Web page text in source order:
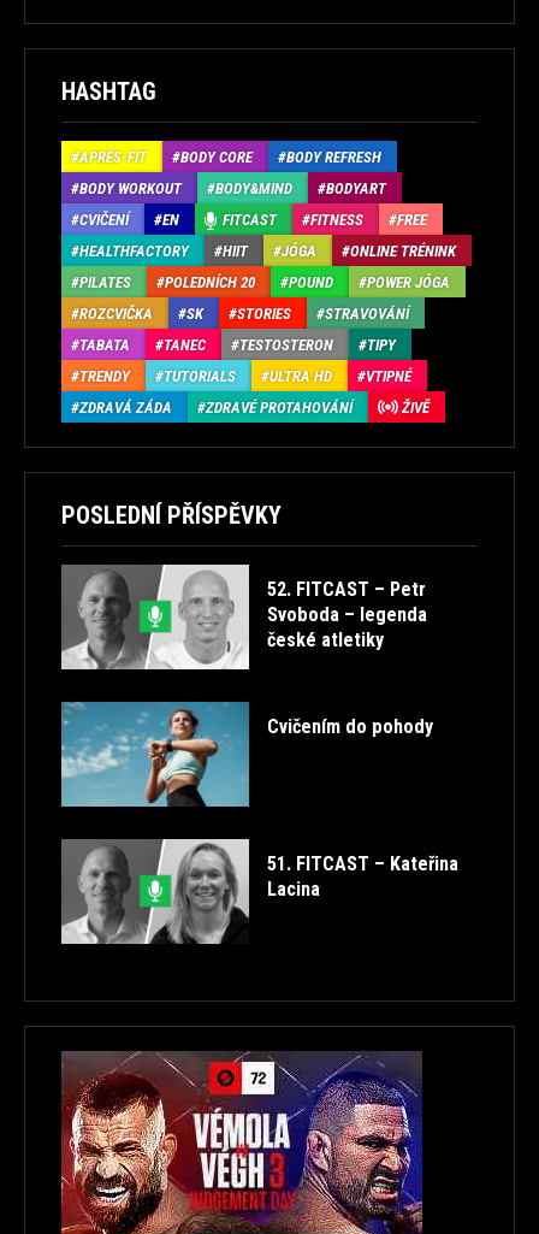
HASHTAG
APRÉS-FIT BODY CORE
BODY REFRESH
BODY WORKOUT
BODY&MIND
BODYART
CVIČENÍ
EN FITCAST FITNESS
FREE
HEALTHFACTORY
HIIT JÓGA
ONLINE TRÉNINK
PILATES
POLEDNÍCH 20 POUND
POWER JÓGA
ROZCVIČKA
SK STORIES
STRAVOVÁNÍ
TABATA
TANEC TESTOSTERON
TIPY
TRENDY
TUTORIALS ULTRA HD
VTIPNÉ
ZDRAVÁ ZÁDA
ZDRAVÉ PROTAHOVÁNÍ ŽIVĚ
POSLEDNÍ PŘÍSPĚVKY
52. FITCAST – Petr
Svoboda – legenda
české atletiky
Cvičením do pohody
51. FITCAST – Kateřina
Lacina